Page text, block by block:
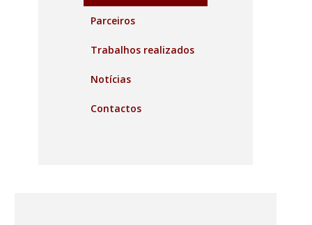
Parceiros
Trabalhos realizados
Notícias
Contactos